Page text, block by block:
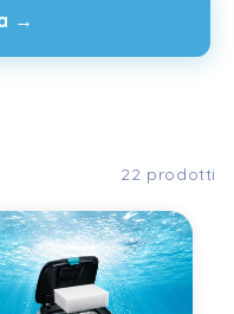
→
22 prodotti